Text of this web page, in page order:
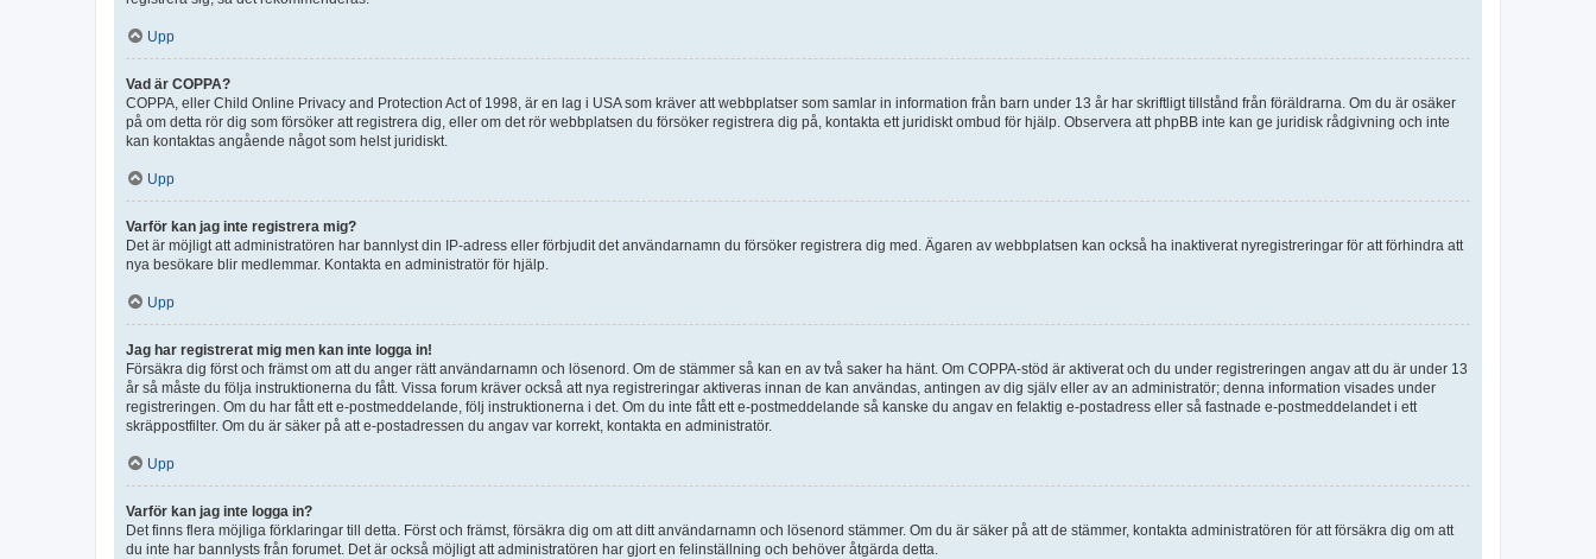
Upp
Vad är COPPA?
COPPA, eller Child Online Privacy and Protection Act of 1998, är en lag i USA som kräver att webbplatser som samlar in information från barn under 13 år har skriftligt tillstånd från föräldrarna. Om du är osäker
på om detta rör dig som försöker att registrera dig, eller om det rör webbplatsen du försöker registrera dig på, kontakta ett juridiskt ombud för hjälp. Observera att phpBB inte kan ge juridisk rådgivning och inte
kan kontaktas angående något som helst juridiskt.
Upp
Varför kan jag inte registrera mig?
Det är möjligt att administratören har bannlyst din IP-adress eller förbjudit det användarnamn du försöker registrera dig med. Ägaren av webbplatsen kan också ha inaktiverat nyregistreringar för att förhindra att
nya besökare blir medlemmar. Kontakta en administratör för hjälp.
Upp
Jag har registrerat mig men kan inte logga in!
Försäkra dig först och främst om att du anger rätt användarnamn och lösenord. Om de stämmer så kan en av två saker ha hänt. Om COPPA-stöd är aktiverat och du under registreringen angav att du är under 13
år så måste du följa instruktionerna du fått. Vissa forum kräver också att nya registreringar aktiveras innan de kan användas, antingen av dig själv eller av an administratör; denna information visades under
registreringen. Om du har fått ett e-postmeddelande, följ instruktionerna i det. Om du inte fått ett e-postmeddelande så kanske du angav en felaktig e-postadress eller så fastnade e-postmeddelandet i ett
skräppostfilter. Om du är säker på att e-postadressen du angav var korrekt, kontakta en administratör.
Upp
Varför kan jag inte logga in?
Det finns flera möjliga förklaringar till detta. Först och främst, försäkra dig om att ditt användarnamn och lösenord stämmer. Om du är säker på att de stämmer, kontakta administratören för att försäkra dig om att
du inte har bannlysts från forumet. Det är också möjligt att administratören har gjort en felinställning och behöver åtgärda detta.